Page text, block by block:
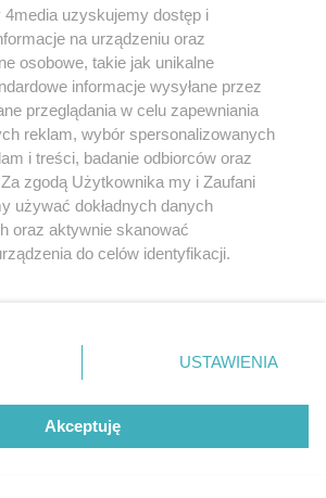
4media uzyskujemy dostęp i
na urządzeniu oraz
osobowe, takie jak unikalne
informacje wysyłane przez
przeglądania w celu zapewniania
reklam, wybór spersonalizowanych
i treści, badanie odbiorców oraz
Za zgodą Użytkownika my i Zaufani
używać dokładnych danych
oraz aktywnie skanować
do celów identyfikacji.
przycisk ustawień prywatności
dolnym rogu strony
. Niektóre
prawo sprzeciwić się takiemu
będą miały zastosowania tylko
USTAWIENIA
Akceptuję